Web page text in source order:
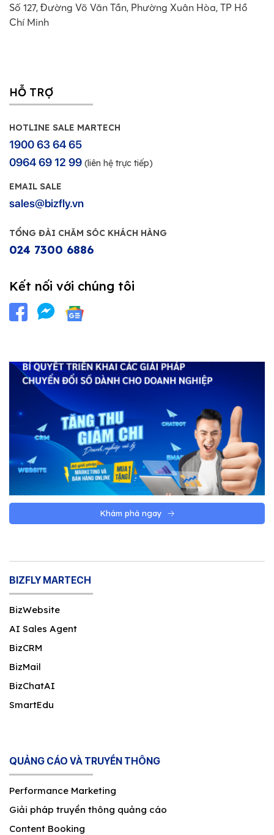
Số 127, Đường Võ Văn Tần, Phường Xuân Hòa, TP Hồ
Chí Minh
HỖ TRỢ
HOTLINE SALE MARTECH
1900 63 64 65
0964 69 12 99 (liên hệ trực tiếp)
EMAIL SALE
sales@bizfly.vn
TỔNG ĐÀI CHĂM SÓC KHÁCH HÀNG
024 7300 6886
Kết nối với chúng tôi
Khám phá ngay
BIZFLY MARTECH
BizWebsite
AI Sales Agent
BizCRM
BizMail
BizChatAI
SmartEdu
QUẢNG CÁO VÀ TRUYỀN THÔNG
Performance Marketing
Giải pháp truyền thông quảng cáo
Content Booking